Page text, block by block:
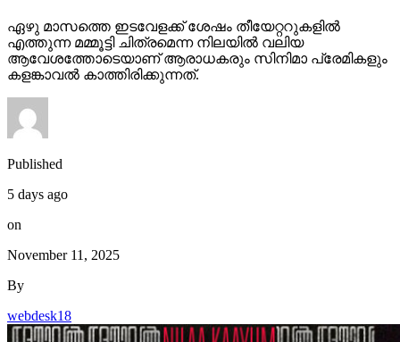
ഏഴു മാസത്തെ ഇടവേളക്ക് ശേഷം തീയേറ്ററുകളിൽ
എത്തുന്ന മമ്മൂട്ടി ചിത്രമെന്ന നിലയിൽ വലിയ
ആവേശത്തോടെയാണ് ആരാധകരും സിനിമാ പ്രേമികളും
കളങ്കാവൽ കാത്തിരിക്കുന്നത്.
Published
5 days ago
on
November 11, 2025
By
webdesk18